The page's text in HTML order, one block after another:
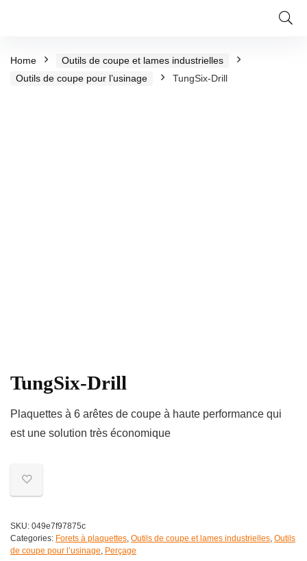
Home
Outils de coupe et lames industrielles
Outils de coupe pour l’usinage
TungSix-Drill
TungSix-Drill
Plaquettes à 6 arêtes de coupe à haute performance qui
est une solution très économique
SKU: 049e7f97875c
Categories: Forets à plaquettes, Outils de coupe et lames industrielles, Outils
de coupe pour l’usinage, Perçage